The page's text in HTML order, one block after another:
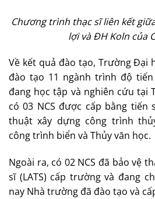
Chương trình thạc sĩ liên kết
lợi và ĐH Koln của
Về kết quả đào tạo, Trường Đại
đào tạo 11 ngành trình độ tiến
đang học tập và nghiên cứu tại
có 03 NCS được cấp bằng tiến
thuật xây dựng công trình
công trình biển và Thủy văn học.
Ngoài ra, có 02 NCS đã bảo vệ
sĩ (LATS) cấp trường và đang
nay Nhà trường đã đào tạo và